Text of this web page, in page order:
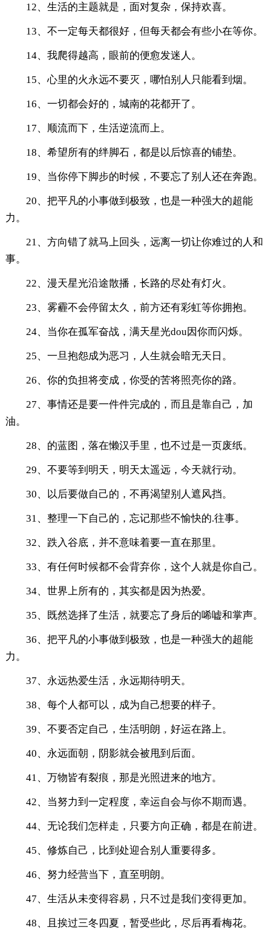
12、生活的主题就是，面对复杂，保持欢喜。
13、不一定每天都很好，但每天都会有些小在等你。
14、我爬得越高，眼前的便愈发迷人。
15、心里的火永远不要灭，哪怕别人只能看到烟。
16、一切都会好的，城南的花都开了。
17、顺流而下，生活逆流而上。
18、希望所有的绊脚石，都是以后惊喜的铺垫。
19、当你停下脚步的时候，不要忘了别人还在奔跑。
20、把平凡的小事做到极致，也是一种强大的超能
力。
21、方向错了就马上回头，远离一切让你难过的人和
事。
22、漫天星光沿途散播，长路的尽处有灯火。
23、雾霾不会停留太久，前方还有彩虹等你拥抱。
24、当你在孤军奋战，满天星光dou因你而闪烁。
25、一旦抱怨成为恶习，人生就会暗无天日。
26、你的负担将变成，你受的苦将照亮你的路。
27、事情还是要一件件完成的，而且是靠自己，加
油。
28、的蓝图，落在懒汉手里，也不过是一页废纸。
29、不要等到明天，明天太遥远，今天就行动。
30、以后要做自己的，不再渴望别人遮风挡。
31、 整理一下自己的，忘记那些不愉快的.往事。
32、跌入谷底，并不意味着要一直在那里。
33、有任何时候都不会背弃你，这个人就是你自己。
34、世界上所有的，其实都是因为热爱。
35、既然选择了生活，就要忘了身后的唏嘘和掌声。
36、把平凡的小事做到极致，也是一种强大的超能
力。
37、永远热爱生活，永远期待明天。
38、每个人都可以，成为自己想要的样子。
39、不要否定自己，生活明朗，好运在路上。
40、永远面朝，阴影就会被甩到后面。
41、万物皆有裂痕，那是光照进来的地方。
42、当努力到一定程度，幸运自会与你不期而遇。
44、无论我们怎样走，只要方向正确，都是在前进。
45、修炼自己，比到处迎合别人重要得多。
46、努力经营当下，直至明朗。
47、生活从未变得容易，只不过是我们变得更加。
48、且挨过三冬四夏，暂受些此，尽后再看梅花。